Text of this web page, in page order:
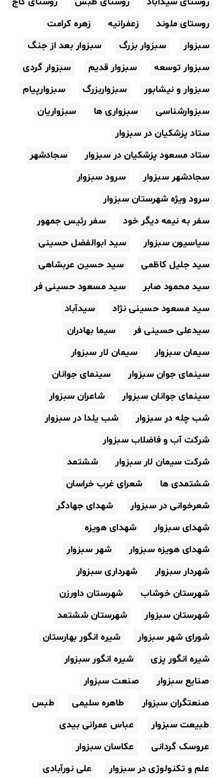
روستای ملوند
زعفرانیه
زهره کرامت
سبزوار
سبزوار بزرگ
سبزوار بعد از جنگ
سبزوار توسعه
سبزوار قدیم
سبزوار گردی
سبزوار و نیشابور
سبزواربزرگ
سبزوارپیام
سبزوارشناسی
سبزواری ها
سبزواریان
ستاد پزشکیان در سبزوار
ستاد مسعود پزشکیان در سبزوار
سجادشهر
سجادشهر سبزوار
سرود سبزوار
سرود ویژه شهرستان سبزوار
سفر به نیمه دیگر خود
سفر رئیس جمهور
سیاسیون سبزوار
سید ابوالفضل حسینی
سید جلیل کاظمی
سید حسین عربشاهی
سید محمود صابر
سید مسعود حسینی فر
سید مسعود حسینی نژاد
سیدآباد
سیدعلی حسینی فر
سیما بهادران
سیمان سبزوار
سیمان لار سبزوار
سینمای جوان سبزوار
سینمای جوانان
سینمای جوانان سبزوار
شاعران سبزوار
شب چله در سبزوار
شب یلدا در سبزوار
شرکت آب و فاضلاب سبزوار
شرکت سیمان لار سبزوار
ششتمد
ششتمدی ها
شعرای غرب خراسان
شعرخوانی در سبزوار
شهدای جهادگر
شهدای سبزوار
شهدای هویزه
شهدای هویزه سبزوار
شهر سبزوار
شهردار سبزوار
شهرداری سبزوار
شهرستان خوشاب
شهرستان داورزن
شهرستان سبزوار
شهرستان ششتمد
شورای شهر سبزوار
شیره انگور بهارستان
شیره انگور پزی
شیره انگور سبزوار
صنایع سبزوار
صنعت سبزوار
صنعتگران سبزوار
طاهره سلیمی
طبس
طبیعت سبزوار
عباس عمرانی بیدی
عروسک گردانی
عکاسان سبزوار
علم و تکنولوژی در سبزوار
علی نورآبادی